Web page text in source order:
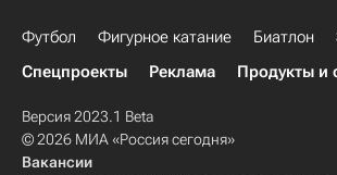
Футбол Фигурное катание Биатлон
Спецпроекты
Реклама Продукты и
Версия 2023.1 Beta
© 2026 МИА «Россия сегодня»
Вакансии